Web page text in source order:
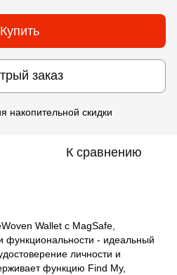
Купить
заказ
накопительной скидки
К сравнению
Wallet с MagSafe,
функциональности - идеальный
личности и
функцию Find My,